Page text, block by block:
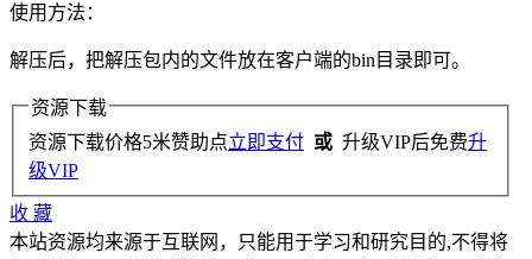
使用方法：
解压后，把解压包内的文件放在客户端的bin目录即可。
资源下载
资源下载价格5米赞助点立即支付 或 升级VIP后免费升
级VIP
收 藏
本站资源均来源于互联网，只能用于学习和研究目的,不得将